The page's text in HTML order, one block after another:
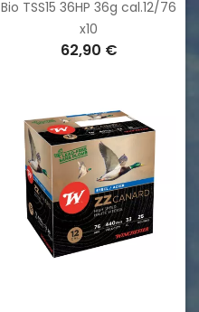
Bio TSS15 36HP 36g cal.12/76
x10
62,90 €